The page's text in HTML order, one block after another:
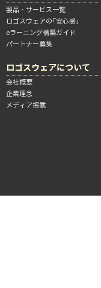
製品・サービス一覧
ロゴスウェアの「安心感」
eラーニング構築ガイド
パートナー募集
ロゴスウェアについて
会社概要
企業理念
メディア掲載